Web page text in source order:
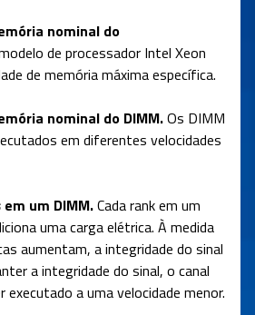
nominal do
de processador Intel Xeon
de memória máxima específica.
nominal do DIMM.Os DIMM
em diferentes velocidades
um DIMM.Cada rank em um
uma carga elétrica. À medida
aumentam, a integridade do sinal
a integridade do sinal, o canal
executado a uma velocidade menor.